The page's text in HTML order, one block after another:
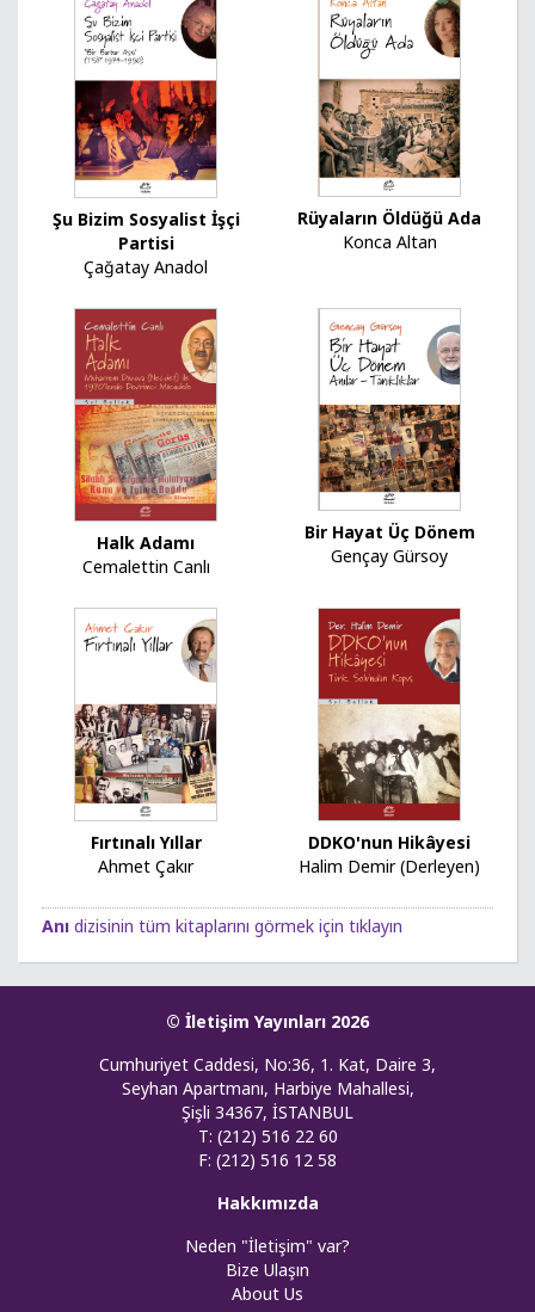
Şu Bizim Sosyalist İşçi
Partisi
Çağatay Anadol
Rüyaların Öldüğü Ada
Konca Altan
Halk Adamı
Cemalettin Canlı
Bir Hayat Üç Dönem
Gençay Gürsoy
Fırtınalı Yıllar
Ahmet Çakır
DDKO'nun Hikâyesi
Halim Demir (Derleyen)
Anı dizisinin tüm kitaplarını görmek için tıklayın
© İletişim Yayınları 2026
Cumhuriyet Caddesi, No:36, 1. Kat, Daire 3,
Seyhan Apartmanı, Harbiye Mahallesi,
Şişli 34367, İSTANBUL
T: (212) 516 22 60
F: (212) 516 12 58
Hakkımızda
Neden "İletişim" var?
Bize Ulaşın
About Us